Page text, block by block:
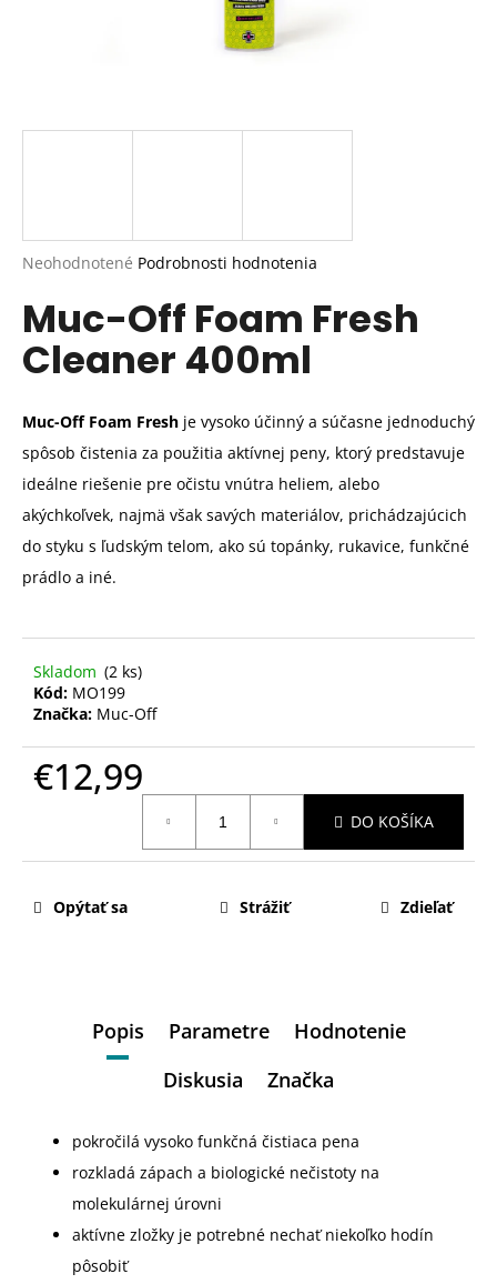
Priemerné
produktu
je
0,0
z
Neohodnotené Podrobnosti hodnotenia
Muc-Off Foam Fresh
Cleaner 400ml
Muc-Off Foam Fresh je vysoko účinný a súčasne jednoduchý
spôsob čistenia za použitia aktívnej peny, ktorý predstavuje
ideálne riešenie pre očistu vnútra heliem, alebo
akýchkoľvek, najmä však savých materiálov, prichádzajúcich
do styku s ľudským telom, ako sú topánky, rukavice, funkčné
prádlo a iné.
Skladom (2 ks)
Kód: MO199
Značka: Muc-Off
€12,99
DO KOŠÍKA
Opýtať sa Strážiť Zdieľať
Popis Parametre
Hodnotenie
Diskusia
Značka
pokročilá vysoko funkčná čistiaca pena
rozkladá zápach a biologické nečistoty na
molekulárnej úrovni
aktívne zložky je potrebné nechať niekoľko hodín
pôsobiť